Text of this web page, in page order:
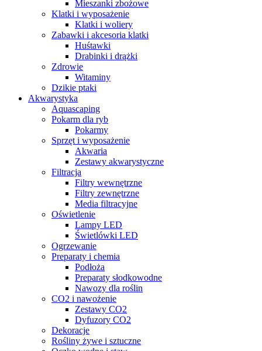
Mieszanki zbożowe
Klatki i wyposażenie
Klatki i woliery
Zabawki i akcesoria klatki
Huśtawki
Drabinki i drążki
Zdrowie
Witaminy
Dzikie ptaki
Akwarystyka
Aquascaping
Pokarm dla ryb
Pokarmy
Sprzęt i wyposażenie
Akwaria
Zestawy akwarystyczne
Filtracja
Filtry wewnętrzne
Filtry zewnętrzne
Media filtracyjne
Oświetlenie
Lampy LED
Świetlówki LED
Ogrzewanie
Preparaty i chemia
Podłoża
Preparaty słodkowodne
Nawozy dla roślin
CO2 i nawożenie
Zestawy CO2
Dyfuzory CO2
Dekoracje
Rośliny żywe i sztuczne